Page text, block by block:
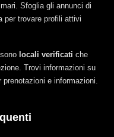
Sfoglia gli annunci di
per trovare profili attivi
locali verificati che
Trovi informazioni su
prenotazioni e informazioni.